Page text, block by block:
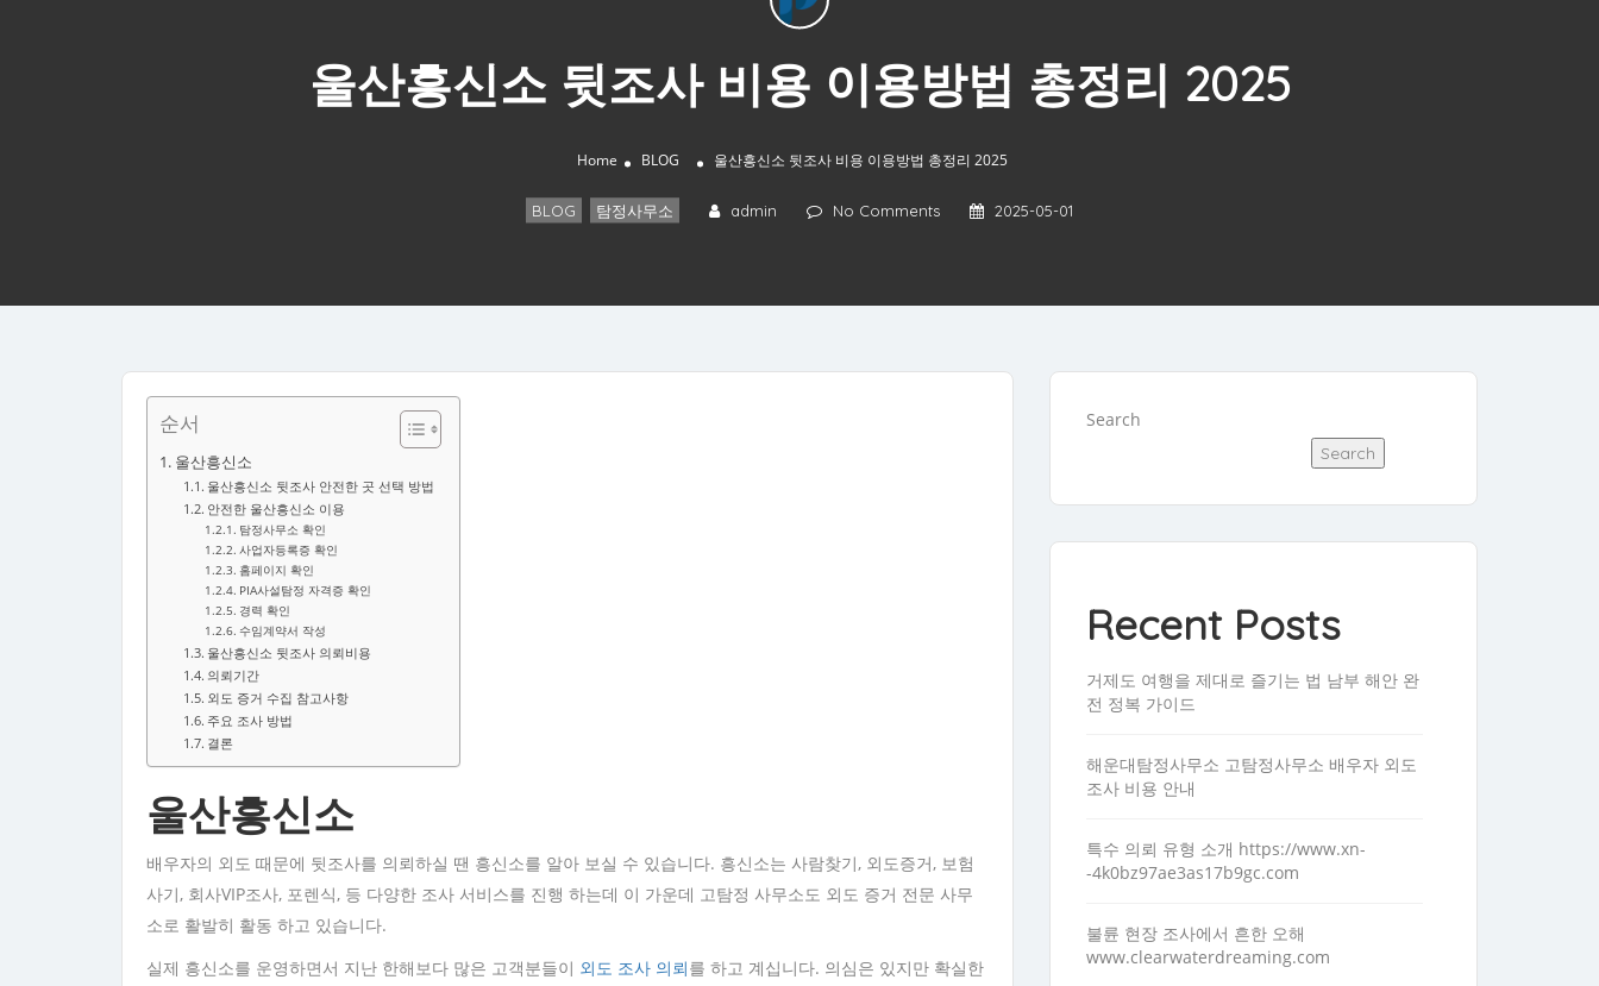
울산흥신소 뒷조사 비용 이용방법 총정리 2025
Home BLOG 울산흥신소 뒷조사 비용 이용방법 총정리 2025
BLOG 탐정사무소 admin No Comments 2025-05-01
순서
울산흥신소
울산흥신소 뒷조사 안전한 곳 선택 방법
안전한 울산흥신소 이용
탐정사무소 확인
사업자등록증 확인
홈페이지 확인
PIA사설탐정 자격증 확인
경력 확인
수임계약서 작성
울산흥신소 뒷조사 의뢰비용
의뢰기간
외도 증거 수집 참고사항
주요 조사 방법
결론
울산흥신소
배우자의 외도 때문에 뒷조사를 의뢰하실 땐 흥신소를 알아 보실 수 있습니다. 흥신소는 사람찾기, 외도증거, 보험
사기, 회사VIP조사, 포렌식, 등 다양한 조사 서비스를 진행 하는데 이 가운데 고탐정 사무소도 외도 증거 전문 사무
소로 활발히 활동 하고 있습니다.
실제 흥신소를 운영하면서 지난 한해보다 많은 고객분들이 외도 조사 의뢰를 하고 계십니다. 의심은 있지만 확실한
Search
Search
Recent Posts
거제도 여행을 제대로 즐기는 법 남부 해안 완
전 정복 가이드
해운대탐정사무소 고탐정사무소 배우자 외도
조사 비용 안내
특수 의뢰 유형 소개 https://www.xn-
-4k0bz97ae3as17b9gc.com
불륜 현장 조사에서 흔한 오해
www.clearwaterdreaming.com